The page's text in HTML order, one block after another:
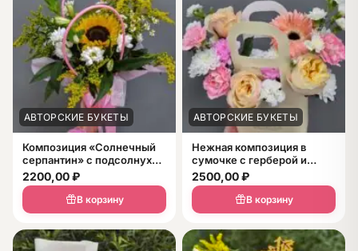
АВТОРСКИЕ БУКЕТЫ
Композиция «Солнечный
серпантин» с подсолнухом
в сумочке
2200,00₽
В корзину
АВТОРСКИЕ БУКЕТЫ
Нежная композиция в
сумочке с герберой и
розами
2500,00₽
В корзину